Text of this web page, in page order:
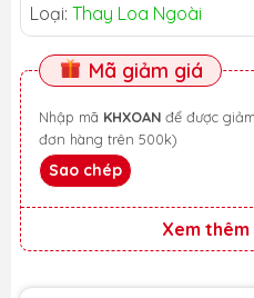
Loại: Thay Loa Ngoài
Mã giảm giá
Nhập mã KHXOAN
đơn hàng trên 500k)
Sao chép
Xem thêm